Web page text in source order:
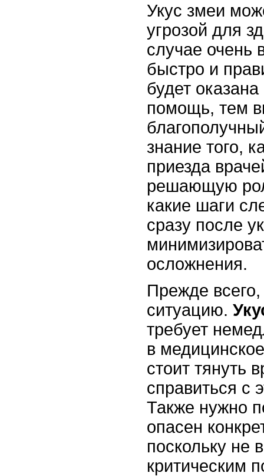
Укус змеи
угрозой для
случае очень
быстро и
будет
помощь, тем
знание того,
приезда
решающую
какие шаги
сразу после
осложнения.
Прежде
ситуацию.
требует
в
стоит тянуть
справиться с
Также нужно
опасен
поскольку не
критическим